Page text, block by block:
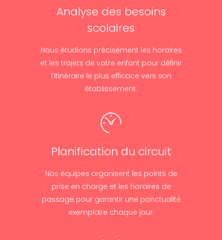
Analyse des besoins
scolaires
Nous étudions précisément les horaires
et les trajets de votre enfant pour définir
l’itinéraire le plus efficace vers son
établissement.
Planification du circuit
Nos équipes organisent les points de
prise en charge et les horaires de
passage pour garantir une ponctualité
exemplaire chaque jour.